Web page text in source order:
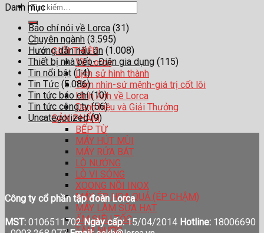
Tìm
kiếm:
GIỚI THIỆU
Về Lorca
Lịch sử hình thành
Tầm nhìn-sứ mệnh-giá trị cốt lõi
Hình Ảnh về Lorca
Danh hiệu và Giải Thưởng
SẢN PHẨM
BẾP TỪ
MÁY HÚT MÙI
MÁY RỬA BÁT
LÒ NƯỚNG
LÒ VI SÓNG
XOONG NỒI INOX
MÁY ÉP HOA QUẢ (ÉP CHẬM)
MÁY LÀM SỮA HẠT
ẤM SIÊU TỐC
TĂM NƯỚC
Danh mục
Báo chí nói về Lorca (31)
Chuyên ngành (3.595)
Hướng dẫn nấu ăn (1.008)
Thiết bị nhà bếp- Điện gia dụng (115)
Tin nổi bật (14)
Tin Tức (5.086)
Tin tức báo chí(10)
Tin tức công ty(56)
Uncategorized(9)
Công ty cổ phần tập đoàn Lorca
MST: 0106511702Ngày cấp:15/04/2014 Hotline: 18006690